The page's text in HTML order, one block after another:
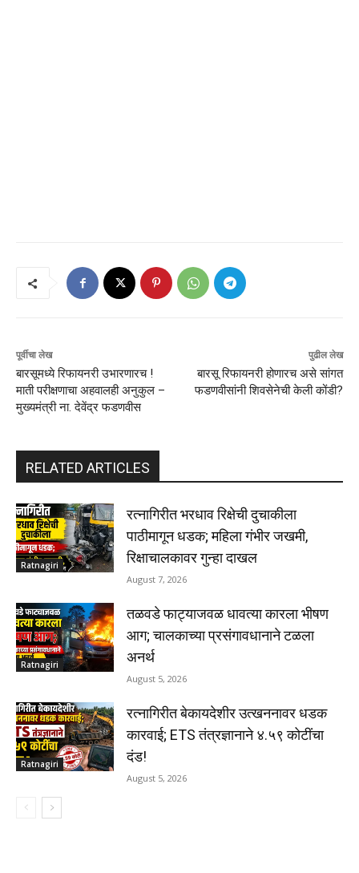
पूर्वीचा लेख
बारसूमध्ये रिफायनरी उभारणारच !
माती परीक्षणाचा अहवालही अनुकुल –
मुख्यमंत्री ना. देवेंद्र फडणवीस
पुढील लेख
बारसू रिफायनरी होणारच असे सांगत
फडणवीसांनी शिवसेनेची केली कोंडी?
RELATED ARTICLES
Ratnagiri
रत्नागिरीत भरधाव रिक्षेची दुचाकीला
पाठीमागून धडक; महिला गंभीर जखमी,
रिक्षाचालकावर गुन्हा दाखल
August 7, 2026
Ratnagiri
तळवडे फाट्याजवळ धावत्या कारला भीषण
आग; चालकाच्या प्रसंगावधानाने टळला
अनर्थ
August 5, 2026
Ratnagiri
रत्नागिरीत बेकायदेशीर उत्खननावर धडक
कारवाई; ETS तंत्रज्ञानाने ४.५९ कोटींचा
दंड!
August 5, 2026